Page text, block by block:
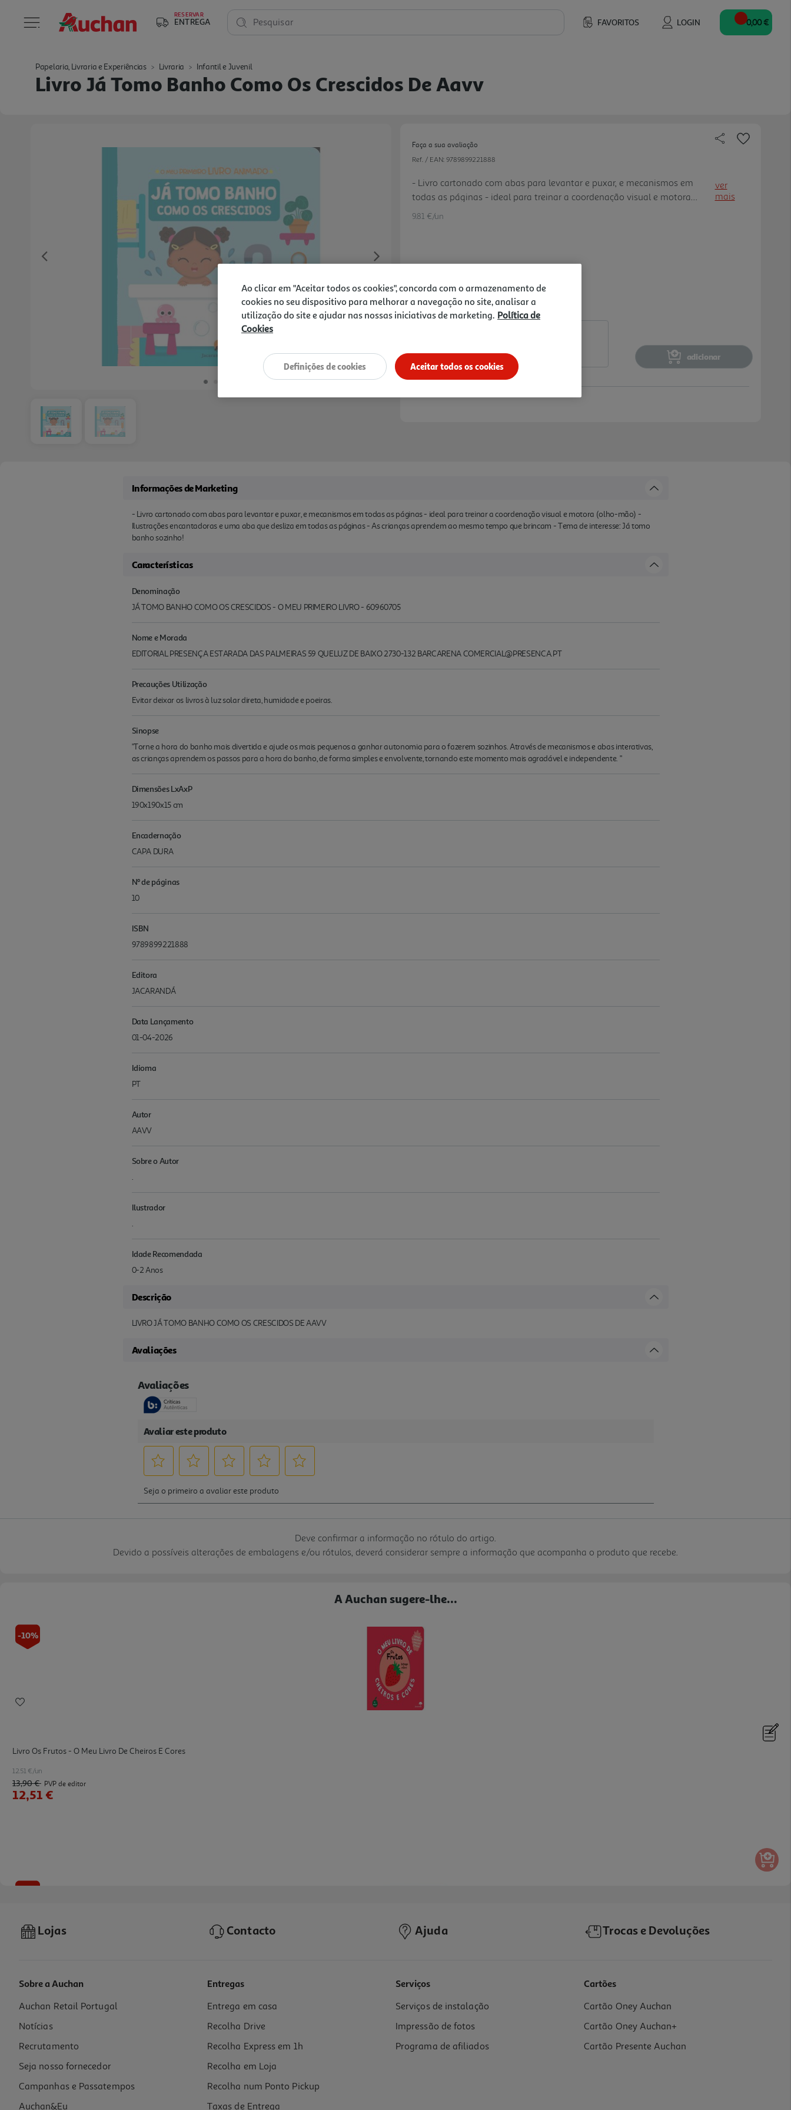
RESERVAR
ENTREGA FAVORITOS LOGIN
Pesquisar 0,00 €
Papelaria, Livraria e Experiências Livraria Infantil e Juvenil
Livro Já Tomo Banho Como Os Crescidos De Aavv
Previous Next
Faça a sua avaliação
Ref. / EAN: 9789899221888
- Livro cartonado com abas para levantar e puxar, e mecanismos em
todas as páginas - ideal para treinar a coordenação visual e motora
(olho-mão) - Ilustrações encantadoras e uma aba que desliza em todas
ver
mais
9.81 €/un
9,81 €
Notas de preparação
adicionar
Informações de Marketing
- Livro cartonado com abas para levantar e puxar, e mecanismos em todas as páginas - ideal para treinar a coordenação visual e motora (olho-mão) -
Ilustrações encantadoras e uma aba que desliza em todas as páginas - As crianças aprendem ao mesmo tempo que brincam - Tema de interesse: Já tomo
banho sozinho!
Características
Denominação
JÁ TOMO BANHO COMO OS CRESCIDOS - O MEU PRIMEIRO LIVRO - 60960705
Nome e Morada
EDITORIAL PRESENÇA ESTARADA DAS PALMEIRAS 59 QUELUZ DE BAIXO 2730-132 BARCARENA COMERCIAL@PRESENCA.PT
Precauções Utilização
Evitar deixar os livros à luz solar direta, humidade e poeiras.
Sinopse
"Torne a hora do banho mais divertida e ajude os mais pequenos a ganhar autonomia para o fazerem sozinhos. Através de mecanismos e abas interativas,
as crianças aprendem os passos para a hora do banho, de forma simples e envolvente, tornando este momento mais agradável e independente. "
Dimensões LxAxP
190x190x15 cm
Encadernação
CAPA DURA
Nº de páginas
10
ISBN
9789899221888
Editora
JACARANDÁ
Data Lançamento
01-04-2026
Idioma
PT
Autor
AAVV
Sobre o Autor
.
Ilustrador
.
Idade Recomendada
0-2 Anos
Descrição
LIVRO JÁ TOMO BANHO COMO OS CRESCIDOS DE AAVV
Avaliações
Deve confirmar a informação no rótulo do artigo.
Devido a possíveis alterações de embalagens e/ou rótulos, deverá considerar sempre a informação que acompanha o produto que recebe.
A Auchan sugere-lhe...
-10%
Livro Os Frutos - O Meu Livro De Cheiros E Cores
12.51 €/un
13,90 € PVP de editor
12,51 €
Livro Leva Um Livro De Feltro - Gato
8.99 €/un
8,99 €
Lojas Contacto Ajuda Trocas e Devoluções
Sobre a Auchan
Auchan Retail Portugal
Notícias
Recrutamento
Seja nosso fornecedor
Campanhas e Passatempos
Auchan&Eu
Entregas
Entrega em casa
Recolha Drive
Recolha Express em 1h
Recolha em Loja
Recolha num Ponto Pickup
Taxas de Entrega
Serviços
Serviços de instalação
Impressão de fotos
Programa de afiliados
Cartões
Cartão Oney Auchan
Cartão Oney Auchan+
Cartão Presente Auchan
Ao clicar em "Aceitar todos os cookies", concorda com o armazenamento de
cookies no seu dispositivo para melhorar a navegação no site, analisar a
utilização do site e ajudar nas nossas iniciativas de marketing. Política de
Cookies
Aceitar todos os cookies
Definições de cookies